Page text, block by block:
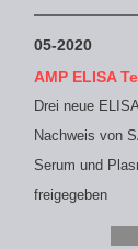
05-2020
AMP ELISA
Drei neue
Nachweis von
Serum und
freigegeben